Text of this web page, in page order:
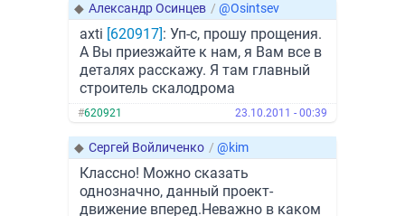
◆ Александр Осинцев / @Osintsev
axti [620917]: Уп-с, прошу прощения.
А Вы приезжайте к нам, я Вам все в
деталях расскажу. Я там главный
строитель скалодрома
#620921 23.10.2011 - 00:39
◆ Сергей Войличенко / @kim
Классно! Можно сказать
однозначно, данный проект-
движение вперед.Неважно в каком